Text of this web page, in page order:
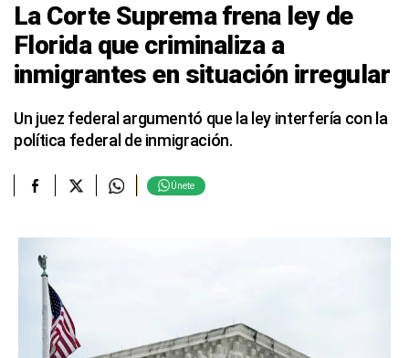
La Corte Suprema frena ley de
Florida que criminaliza a
inmigrantes en situación irregular
Un juez federal argumentó que la ley interfería con la
política federal de inmigración.
Únete